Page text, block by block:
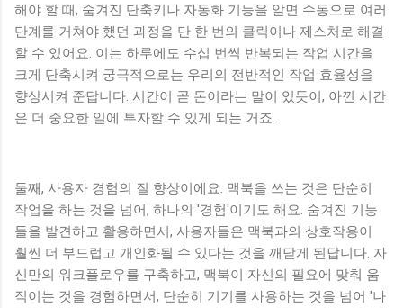
해야 할 때, 숨겨진 단축키나 자동화 기능을 알면 수동으로 여러
단계를 거쳐야 했던 과정을 단 한 번의 클릭이나 제스처로 해결
할 수 있어요. 이는 하루에도 수십 번씩 반복되는 작업 시간을
크게 단축시켜 궁극적으로는 우리의 전반적인 작업 효율성을
향상시켜 준답니다. 시간이 곧 돈이라는 말이 있듯이, 아낀 시간
은 더 중요한 일에 투자할 수 있게 되는 거죠.
둘째, 사용자 경험의 질 향상이에요. 맥북을 쓰는 것은 단순히
작업을 하는 것을 넘어, 하나의 '경험'이기도 해요. 숨겨진 기능
들을 발견하고 활용하면서, 사용자들은 맥북과의 상호작용이
훨씬 더 부드럽고 개인화될 수 있다는 것을 깨닫게 된답니다. 자
신만의 워크플로우를 구축하고, 맥북이 자신의 필요에 맞춰 움
직이는 것을 경험하면서, 단순히 기기를 사용하는 것을 넘어 '나